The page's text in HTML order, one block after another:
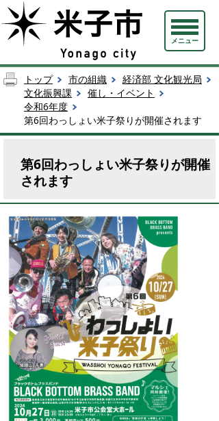
メニュー
トップ 市の組織
経済部 文化観光局
文化振興課
催し・イベント
令和6年度
第6回わっしょい米子祭りが開催されます
第6回わっしょい米子祭りが開催
されます